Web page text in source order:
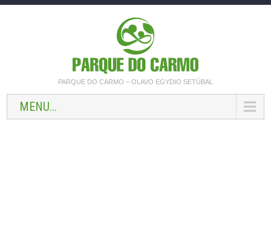
PARQUE DO CARMO – OLAVO EGYDIO SETÚBAL
MENU...